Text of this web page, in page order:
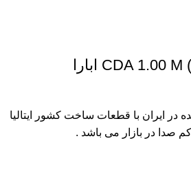
در ایران با قطعات ساخت کشور ایتالیا
صدا در بازار می باشد .